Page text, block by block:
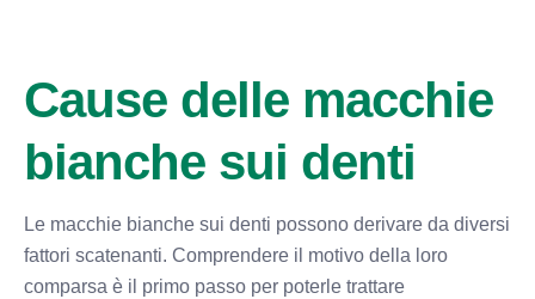
Cause delle macchie
bianche sui denti
Le macchie bianche sui denti possono derivare da diversi
fattori scatenanti. Comprendere il motivo della loro
comparsa è il primo passo per poterle trattare